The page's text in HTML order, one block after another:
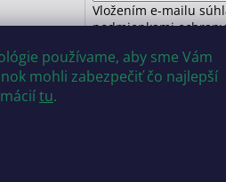
používame, aby sme Vám
mohli zabezpečiť čo najlepší
tu.
Vložením e-mailu
podmienkami
PRIHLÁSIŤ SA